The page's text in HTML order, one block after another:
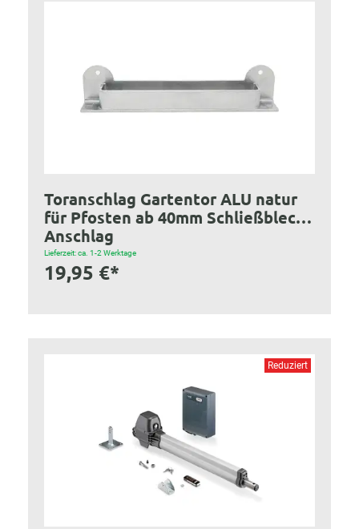
Toranschlag Gartentor ALU natur
für Pfosten ab 40mm Schließblech
Anschlag
Lieferzeit: ca. 1-2 Werktage
19,95 €*
Reduziert